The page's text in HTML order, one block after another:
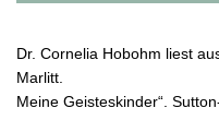
Dr. Cornelia Hobohm liest
Marlitt.
Meine Geisteskinder“.